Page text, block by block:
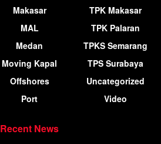
Makasar
MAL
Medan
Moving Kapal
Offshores
Port
TPK Makasar
TPK Palaran
TPKS Semarang
TPS Surabaya
Uncategorized
Video
Recent News